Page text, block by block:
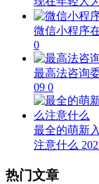
微信小程序
0
最高法咨询
09 0
最全的萌新
注意什么
热门文章